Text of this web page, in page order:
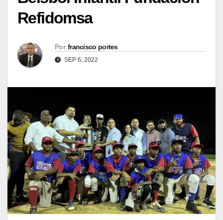
Refidomsa
Por francisco portes
SEP 6, 2022